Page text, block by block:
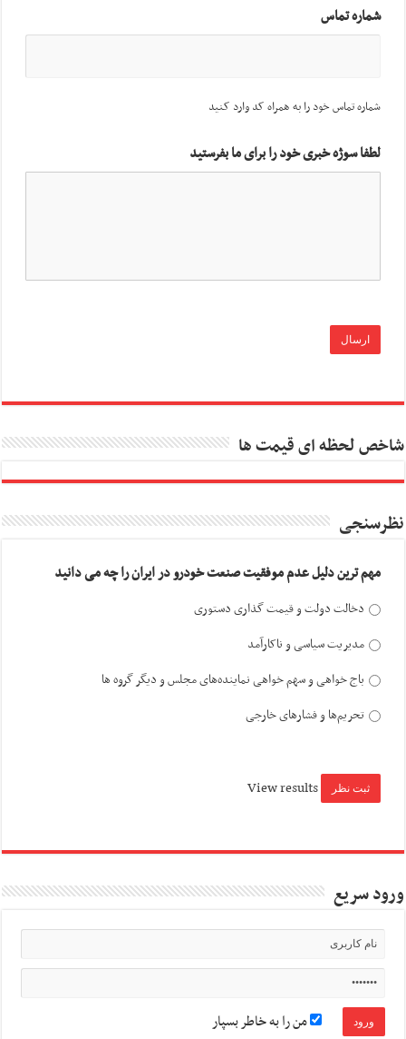
شماره تماس
شماره تماس خود را به همراه کد وارد کنید
لطفا سوژه خبری خود را برای ما بفرستید
شاخص لحظه ای قیمت ها
نظرسنجی
مهم ترین دلیل عدم موفقیت صنعت خودرو در ایران را چه می دانید
دخالت دولت و قیمت گذاری دستوری
مدیریت سیاسی و ناکارآمد
باج خواهی و سهم خواهی نماینده‌های مجلس و دیگر گروه ها
تحریم‌ها و فشارهای خارجی
View results
ورود سریع
من را به خاطر بسپار